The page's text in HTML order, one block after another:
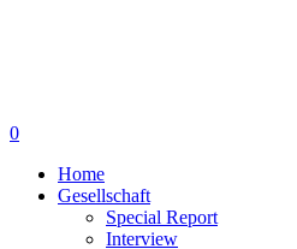
0
Home
Gesellschaft
Special Report
Interview